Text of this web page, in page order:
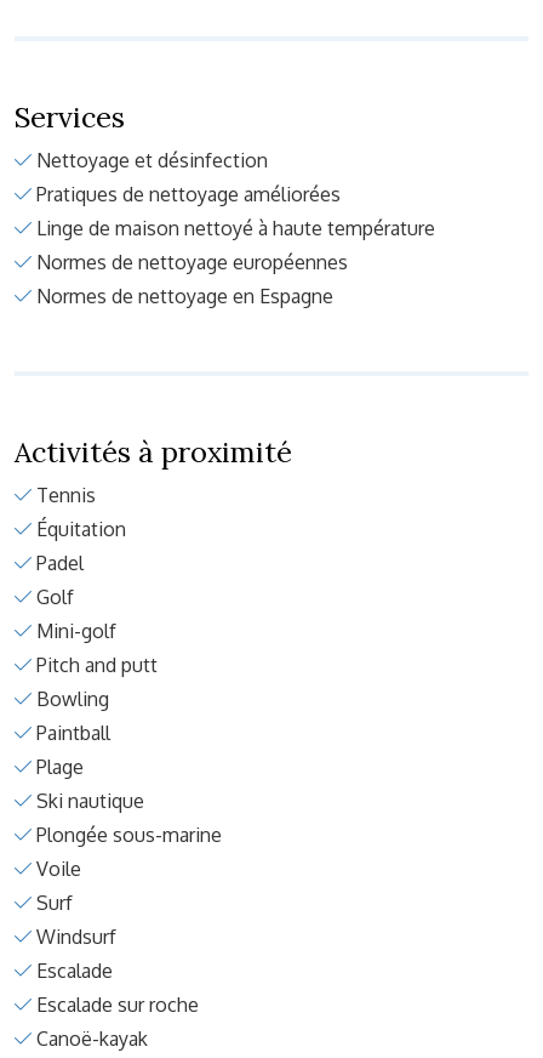
Services
Nettoyage et désinfection
Pratiques de nettoyage améliorées
Linge de maison nettoyé à haute température
Normes de nettoyage européennes
Normes de nettoyage en Espagne
Activités à proximité
Tennis
Équitation
Padel
Golf
Mini-golf
Pitch and putt
Bowling
Paintball
Plage
Ski nautique
Plongée sous-marine
Voile
Surf
Windsurf
Escalade
Escalade sur roche
Canoë-kayak